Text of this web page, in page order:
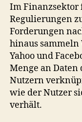
Im Finanzsektor
Regulierungen
Forderungen
hinaus sammeln
Yahoo und
Menge an
Nutzern
wie der Nutzer
verhält.